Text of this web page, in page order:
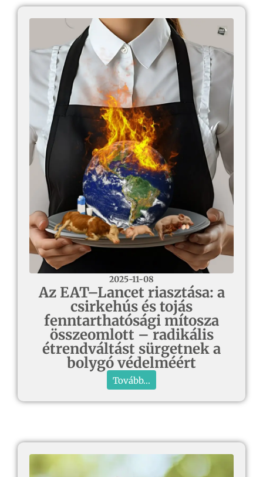
2025-11-08
Az EAT–Lancet riasztása: a
csirkehús és tojás
fenntarthatósági mítosza
összeomlott – radikális
étrendváltást sürgetnek a
bolygó védelméért
Tovább...